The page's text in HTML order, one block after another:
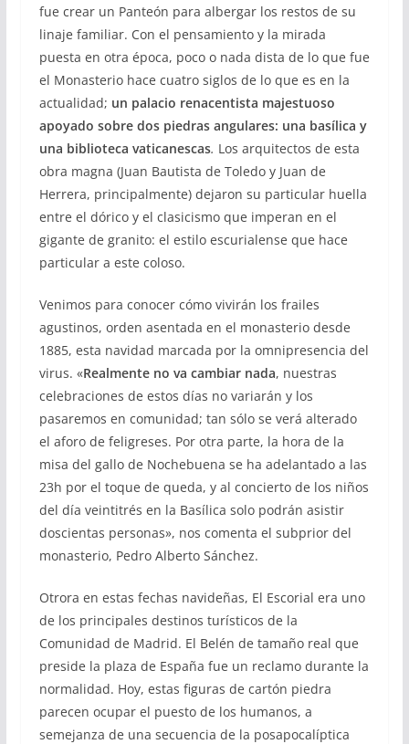
fue crear un Panteón para albergar los restos de su
linaje familiar. Con el pensamiento y la mirada
puesta en otra época, poco o nada dista de lo que fue
el Monasterio hace cuatro siglos de lo que es en la
actualidad; un palacio renacentista majestuoso
apoyado sobre dos piedras angulares: una basílica y
una biblioteca vaticanescas. Los arquitectos de esta
obra magna (Juan Bautista de Toledo y Juan de
Herrera, principalmente) dejaron su particular huella
entre el dórico y el clasicismo que imperan en el
gigante de granito: el estilo escurialense que hace
particular a este coloso.
Venimos para conocer cómo vivirán los frailes
agustinos, orden asentada en el monasterio desde
1885, esta navidad marcada por la omnipresencia del
virus. «Realmente no va cambiar nada, nuestras
celebraciones de estos días no variarán y los
pasaremos en comunidad; tan sólo se verá alterado
el aforo de feligreses. Por otra parte, la hora de la
misa del gallo de Nochebuena se ha adelantado a las
23h por el toque de queda, y al concierto de los niños
del día veintitrés en la Basílica solo podrán asistir
doscientas personas», nos comenta el subprior del
monasterio, Pedro Alberto Sánchez.
Otrora en estas fechas navideñas, El Escorial era uno
de los principales destinos turísticos de la
Comunidad de Madrid. El Belén de tamaño real que
preside la plaza de España fue un reclamo durante la
normalidad. Hoy, estas figuras de cartón piedra
parecen ocupar el puesto de los humanos, a
semejanza de una secuencia de la posapocalíptica